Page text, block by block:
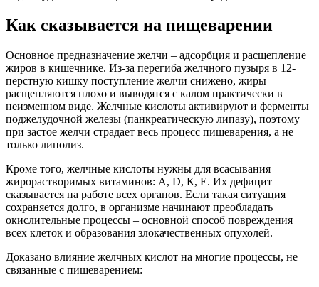
Как сказывается на пищеварении
Основное предназначение желчи – адсорбция и расщепление
жиров в кишечнике. Из-за перегиба желчного пузыря в 12-
перстную кишку поступление желчи снижено, жиры
расщепляются плохо и выводятся с калом практически в
неизменном виде. Желчные кислоты активируют и ферменты
поджелудочной железы (панкреатическую липазу), поэтому
при застое желчи страдает весь процесс пищеварения, а не
только липолиз.
Кроме того, желчные кислоты нужны для всасывания
жирорастворимых витаминов: А, D, К, Е. Их дефицит
сказывается на работе всех органов. Если такая ситуация
сохраняется долго, в организме начинают преобладать
окислительные процессы – основной способ повреждения
всех клеток и образования злокачественных опухолей.
Доказано влияние желчных кислот на многие процессы, не
связанные с пищеварением: